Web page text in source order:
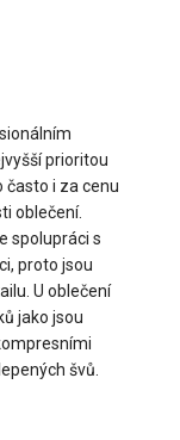
MARK
prioritou
často i za cenu
oblečení.
spolupráci s
proto jsou
U oblečení
jako jsou
švů.